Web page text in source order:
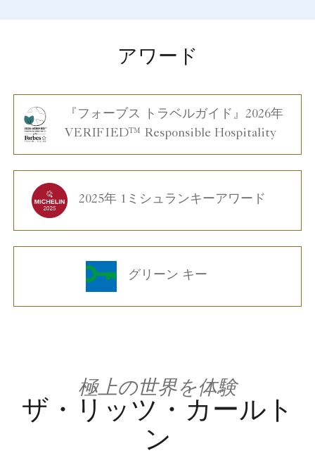
アワード
『フォーブス トラベルガイド』2026年
VERIFIED™ Responsible Hospitality
2025年 1ミシュランキーアワード
グリーン キー
極上の世界を体験
ザ・リッツ・カールト
ン